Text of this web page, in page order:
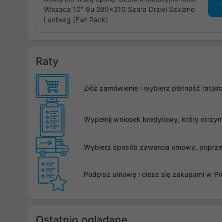
Wisząca 10" 9u 280x310 Szara Drzwi Szklane
Lanberg (Flat Pack)
Raty
Złóż zamówienie i wybierz płatność
Wypełnij wniosek kredytowy, który
Wybierz sposób zawarcia umowy,
Podpisz umowę i ciesz się zakupami w